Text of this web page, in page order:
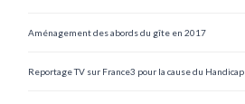
Aménagement des abords du gîte en 2017
Reportage TV sur France3 pour la cause du Handicap